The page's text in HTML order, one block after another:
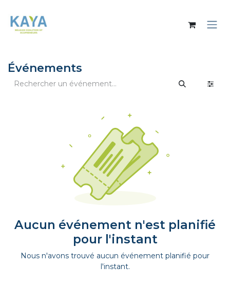
Événements
Aucun événement n'est planifié
pour l'instant
Nous n'avons trouvé aucun événement planifié pour
l'instant.